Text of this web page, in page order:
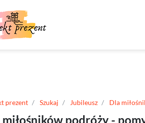
prezent Szukaj Jubileusz Dla
podróży -